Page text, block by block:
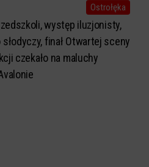
Ostrołęka
występ iluzjonisty,
finał Otwartej sceny
czekało na maluchy